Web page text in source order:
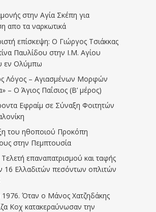
στην Αγία Σκέπη για
απο τα ναρκωτικά
επίσκεψη: Ο Γιώργος Τσιάκκας
Παυλίδου στην Ι.Μ. Αγίου
εν Ολύμπω
Λόγος – Αγιασμένων Μορφών
– Ο Άγιος Παΐσιος (Β’ μέρος)
Εφραίμ σε Σύναξη Φοιτητών
του ηθοποιού Προκόπη
στην Πεμπτουσία
επαναπατρισμού και ταφής
16 Ελλαδιτών πεσόντων οπλιτών
1976. Όταν ο Μάνος Χατζηδάκης
Κοχ κατακεραύνωσαν την